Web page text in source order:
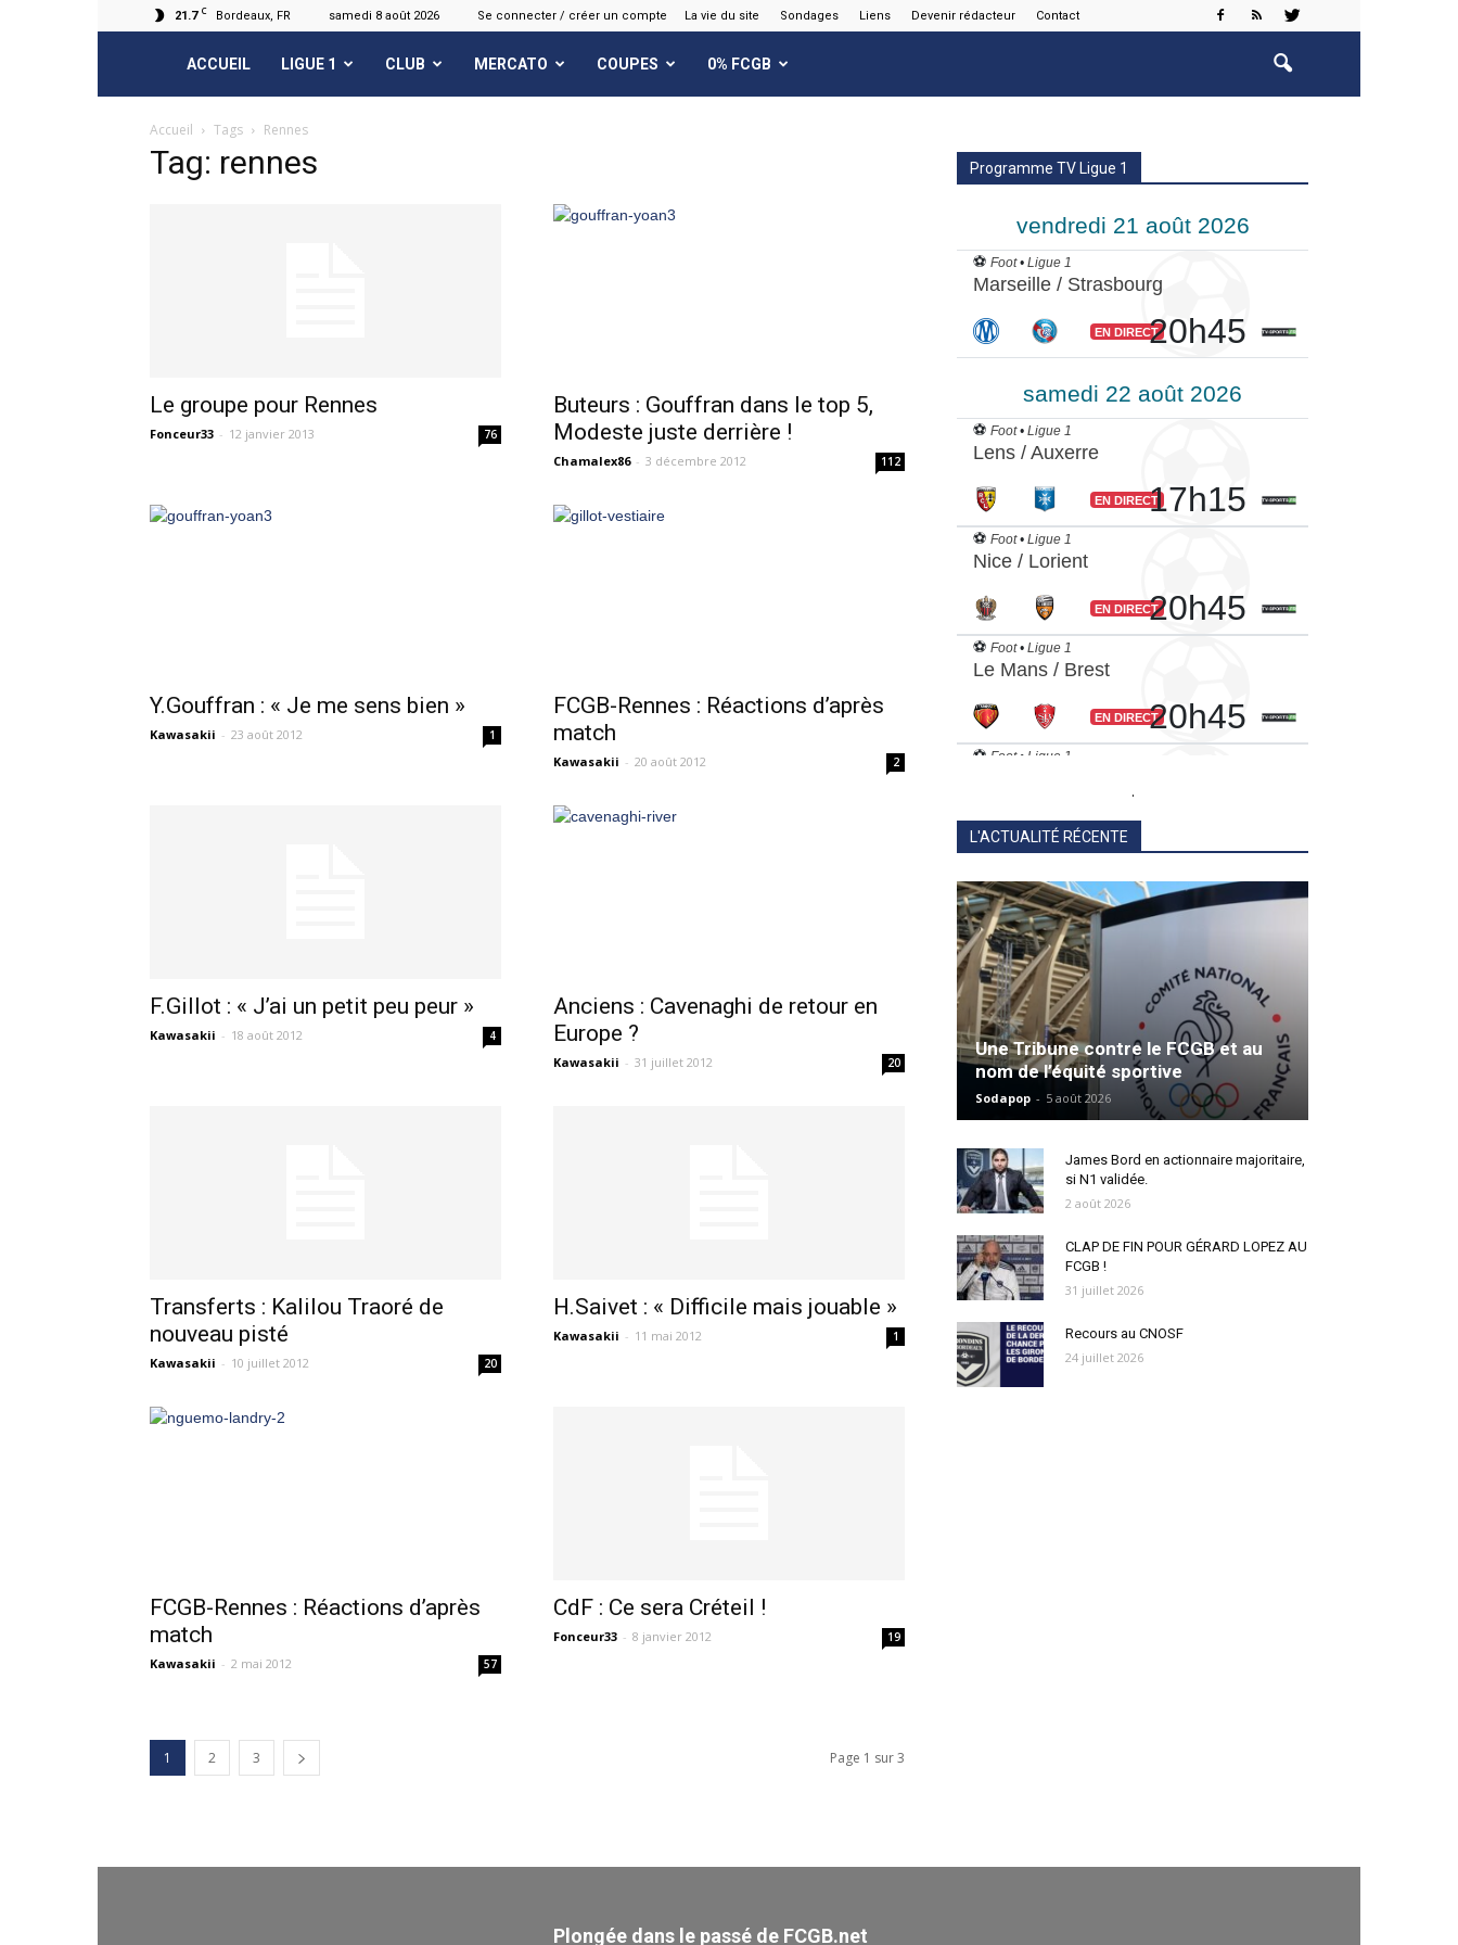
21.7 C Bordeaux, FR samedi 8 août 2026 Se connecter / créer un compte La vie du site Sondages Liens Devenir rédacteur Contact
FCGB.net
ACCUEIL LIGUE 1 CLUB MERCATO COUPES 0% FCGB
Accueil Tags Rennes
Tag: rennes
Le groupe pour Rennes
Fonceur33 - 12 janvier 2013 76
Buteurs : Gouffran dans le top 5,
Modeste juste derrière !
Chamalex86 - 3 décembre 2012 112
Y.Gouffran : « Je me sens bien »
Kawasakii - 23 août 2012 1
FCGB-Rennes : Réactions d’après
match
Kawasakii - 20 août 2012 2
F.Gillot : « J’ai un petit peu peur »
Kawasakii - 18 août 2012 4
Anciens : Cavenaghi de retour en
Europe ?
Kawasakii - 31 juillet 2012 20
Transferts : Kalilou Traoré de
nouveau pisté
Kawasakii - 10 juillet 2012 20
H.Saivet : « Difficile mais jouable »
Kawasakii - 11 mai 2012 1
FCGB-Rennes : Réactions d’après
match
Kawasakii - 2 mai 2012 57
CdF : Ce sera Créteil !
Fonceur33 - 8 janvier 2012 19
1 2 3 Page 1 sur 3
Programme TV Ligue 1
.
L'ACTUALITÉ RÉCENTE
Une Tribune contre le FCGB et au
nom de l’équité sportive
Sodapop - 5 août 2026
James Bord en actionnaire majoritaire,
si N1 validée.
2 août 2026
CLAP DE FIN POUR GÉRARD LOPEZ AU
FCGB !
31 juillet 2026
Recours au CNOSF
24 juillet 2026
Plongée dans le passé de FCGB.net